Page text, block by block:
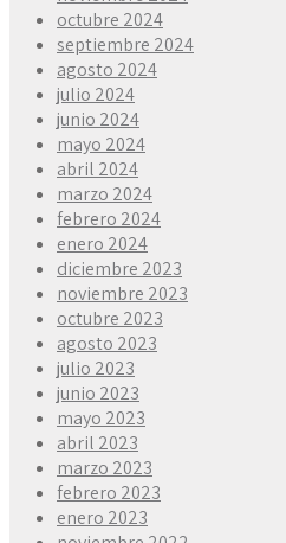
octubre 2024
septiembre 2024
agosto 2024
julio 2024
junio 2024
mayo 2024
abril 2024
marzo 2024
febrero 2024
enero 2024
diciembre 2023
noviembre 2023
octubre 2023
agosto 2023
julio 2023
junio 2023
mayo 2023
abril 2023
marzo 2023
febrero 2023
enero 2023